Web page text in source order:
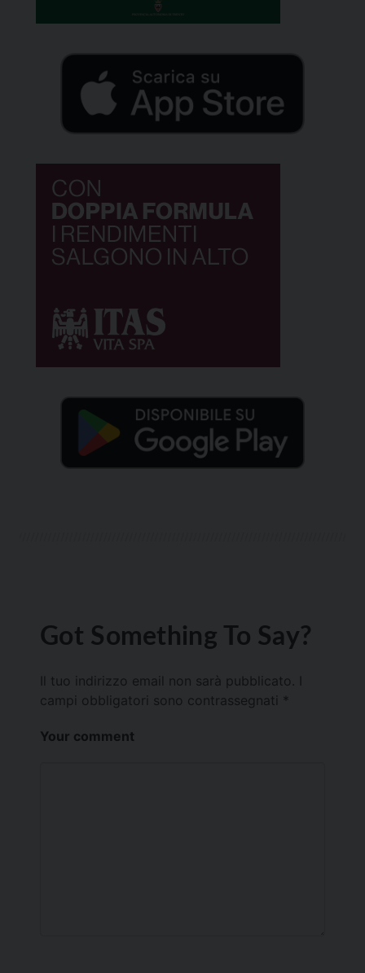
Got Something To Say?
Il tuo indirizzo email non sarà pubblicato.
campi obbligatori sono contrassegnati *
Your comment